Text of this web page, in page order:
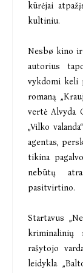
kūrėjai
kultiniu.
Nesbø kino
autorius
vykdomi keli
romaną
vertė Alvyda
„Vilko
agentas,
tikina
nebūtų
pasitvirtino.
Startavus
kriminalinių
rašytojo
leidykla